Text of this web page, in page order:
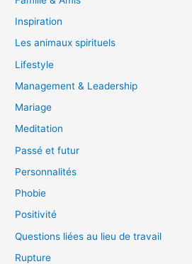
Inspiration
Les animaux spirituels
Lifestyle
Management & Leadership
Mariage
Meditation
Passé et futur
Personnalités
Phobie
Positivité
Questions liées au lieu de travail
Rupture